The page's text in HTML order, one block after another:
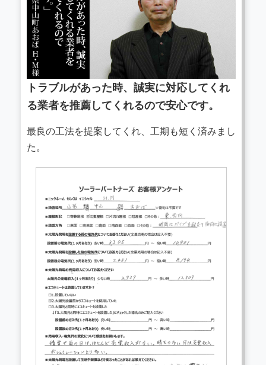
トラブルがあった時、誠実に対応してくれ
る業者を推薦してくれるので安心です。
最良の工法を提案してくれ、工期も短く済みまし
た。